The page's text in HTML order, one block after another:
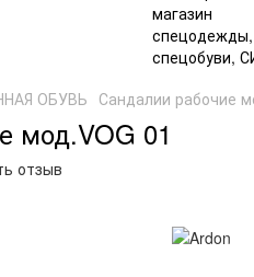
ОБУВЬ Сандалии рабочие
мод.VOG 01
отзыв